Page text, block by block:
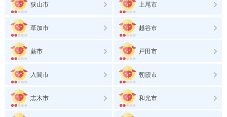
狭山市 上尾市
草加市 越谷市
蕨市 戸田市
入間市 朝霞市
志木市 和光市